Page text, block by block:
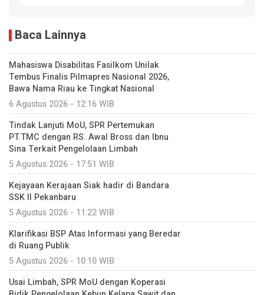
Baca Lainnya
Mahasiswa Disabilitas Fasilkom Unilak
Tembus Finalis Pilmapres Nasional 2026,
Bawa Nama Riau ke Tingkat Nasional
6 Agustus 2026 - 12:16 WIB
Tindak Lanjuti MoU, SPR Pertemukan
PT.TMC dengan RS. Awal Bross dan Ibnu
Sina Terkait Pengelolaan Limbah
5 Agustus 2026 - 17:51 WIB
Kejayaan Kerajaan Siak hadir di Bandara
SSK II Pekanbaru
5 Agustus 2026 - 11:22 WIB
Klarifikasi BSP Atas Informasi yang Beredar
di Ruang Publik
5 Agustus 2026 - 10:10 WIB
Usai Limbah, SPR MoU dengan Koperasi